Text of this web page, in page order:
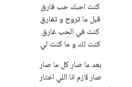
كنت احبك حب فارق
قبل ما تروح و تفارق
كنت في الحب غارق
كنت لك و ما كنت لي
بعد ما صار كل ما صار
صار لازم انا اللي اختار